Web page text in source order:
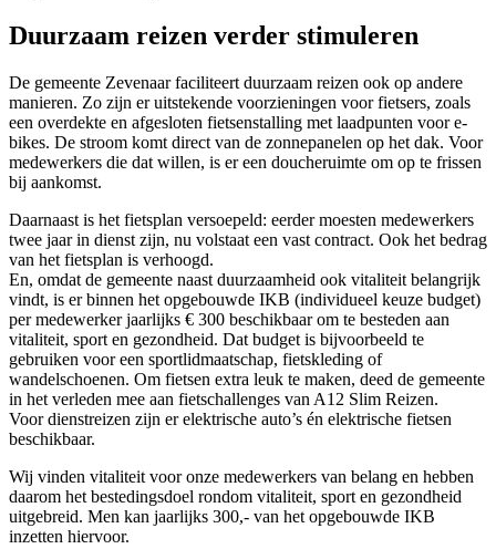
Duurzaam reizen verder stimuleren
De gemeente Zevenaar faciliteert duurzaam reizen ook op andere
manieren. Zo zijn er uitstekende voorzieningen voor fietsers, zoals
een overdekte en afgesloten fietsenstalling met laadpunten voor e-
bikes. De stroom komt direct van de zonnepanelen op het dak. Voor
medewerkers die dat willen, is er een doucheruimte om op te frissen
bij aankomst.
Daarnaast is het fietsplan versoepeld: eerder moesten medewerkers
twee jaar in dienst zijn, nu volstaat een vast contract. Ook het bedrag
van het fietsplan is verhoogd.
En, omdat de gemeente naast duurzaamheid ook vitaliteit belangrijk
vindt, is er binnen het opgebouwde IKB (individueel keuze budget)
per medewerker jaarlijks € 300 beschikbaar om te besteden aan
vitaliteit, sport en gezondheid. Dat budget is bijvoorbeeld te
gebruiken voor een sportlidmaatschap, fietskleding of
wandelschoenen. Om fietsen extra leuk te maken, deed de gemeente
in het verleden mee aan fietschallenges van A12 Slim Reizen.
Voor dienstreizen zijn er elektrische auto’s én elektrische fietsen
beschikbaar.
Wij vinden vitaliteit voor onze medewerkers van belang en hebben
daarom het bestedingsdoel rondom vitaliteit, sport en gezondheid
uitgebreid. Men kan jaarlijks 300,- van het opgebouwde IKB
inzetten hiervoor.